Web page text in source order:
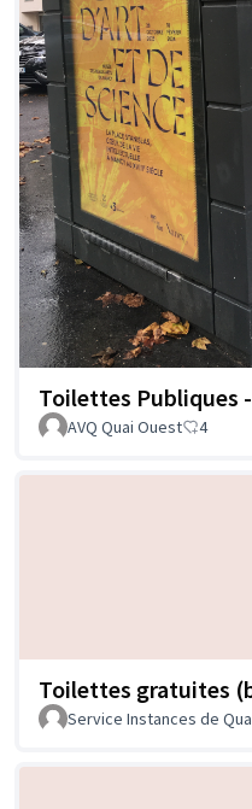
Toilettes Publiques
AVQ Quai Ouest 4
Toilettes gratuites
Service Instances de